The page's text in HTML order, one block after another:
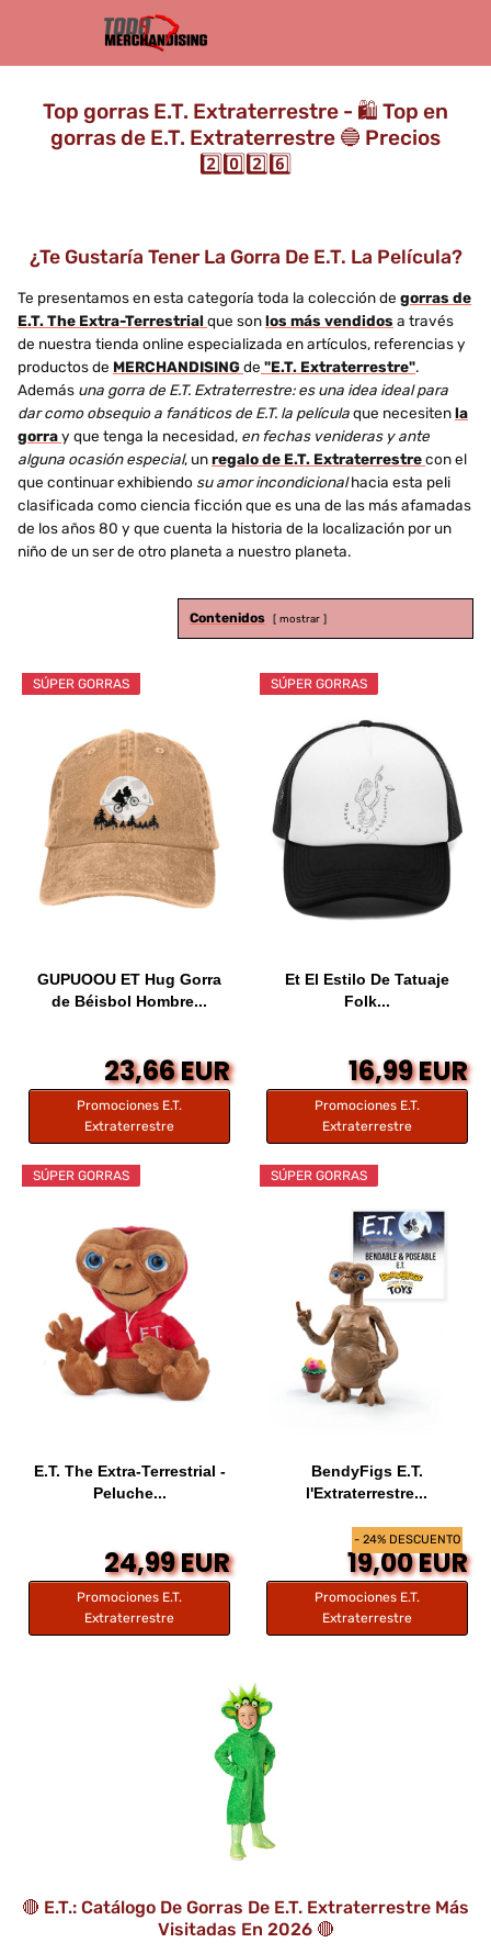
Top gorras E.T. Extraterrestre - 🛍️ Top en
gorras de E.T. Extraterrestre 🔵 Precios
2️⃣0️⃣2️⃣6️⃣
¿Te Gustaría Tener La Gorra De E.T. La Película?
Te presentamos en esta categoría toda la colección de gorras de
E.T. The Extra-Terrestrial que sonlos más vendidos a través
de nuestra tienda online especializada en artículos, referencias y
productos de MERCHANDISINGde "E.T. Extraterrestre".
Además una gorra de E.T. Extraterrestre: es una idea ideal para
dar como obsequio a fanáticos de E.T. la películaque necesitenla
gorray que tenga la necesidad, en fechas venideras y ante
alguna ocasión especial, unregalo de E.T. Extraterrestrecon el
que continuar exhibiendo su amor incondicionalhacia esta peli
clasificada como ciencia ficción que es una de las más afamadas
de los años 80 y que cuenta la historia de la localización por un
niño de un ser de otro planeta a nuestro planeta.
Contenidos mostrar
SÚPER GORRAS
GUPUOOU ET Hug Gorra
de Béisbol Hombre...
23,66 EUR
Promociones E.T.
Extraterrestre
SÚPER GORRAS
Et El Estilo De Tatuaje
Folk...
16,99 EUR
Promociones E.T.
Extraterrestre
SÚPER GORRAS
E.T. The Extra-Terrestrial -
Peluche...
24,99 EUR
Promociones E.T.
Extraterrestre
- 24% DESCUENTO
SÚPER GORRAS
BendyFigs E.T.
l'Extraterrestre...
19,00 EUR
Promociones E.T.
Extraterrestre
🔴 E.T.: Catálogo De Gorras De E.T. Extraterrestre Más
Visitadas En 2026 🔴